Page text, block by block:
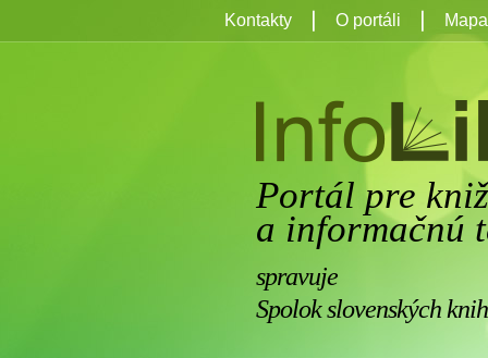
Portál pre
a informačnú
spravuje
Spolok slovenských
Kontakty O portáli